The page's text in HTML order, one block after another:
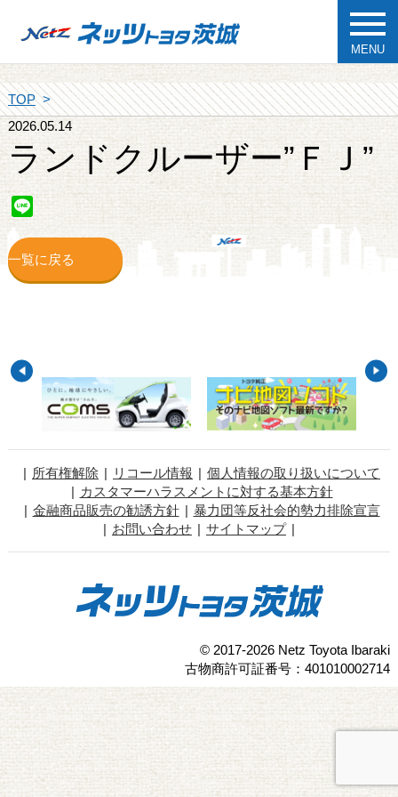
MENU
TOP
2026.05.14
ランドクルーザー”ＦＪ”
Line
一覧に戻る
所有権解除 リコール情報
個人情報の取り扱いについて
カスタマーハラスメントに対する基本方針
金融商品販売の勧誘方針
暴力団等反社会的勢力排除宣言
お問い合わせ
サイトマップ
© 2017-2026 Netz Toyota Ibaraki
古物商許可証番号：401010002714